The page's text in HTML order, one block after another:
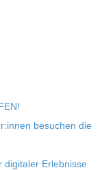
besu­chen die
digi­ta­ler Erleb­nisse